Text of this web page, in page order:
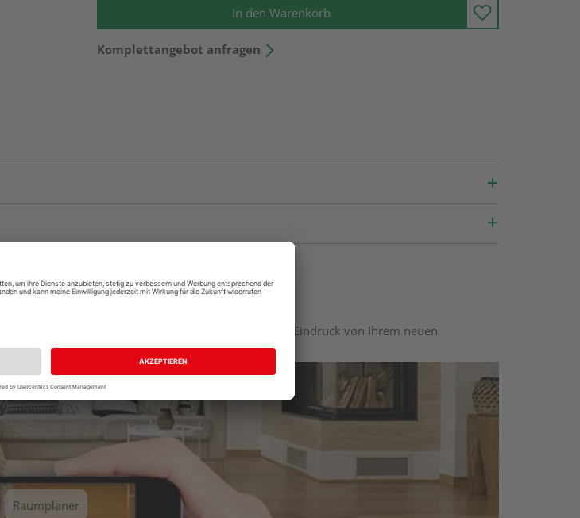
In den Warenkorb
Komplettangebot anfragen
Räume aus und erhalten Sie einen optischen Eindruck von Ihrem neuen
Raumplaner